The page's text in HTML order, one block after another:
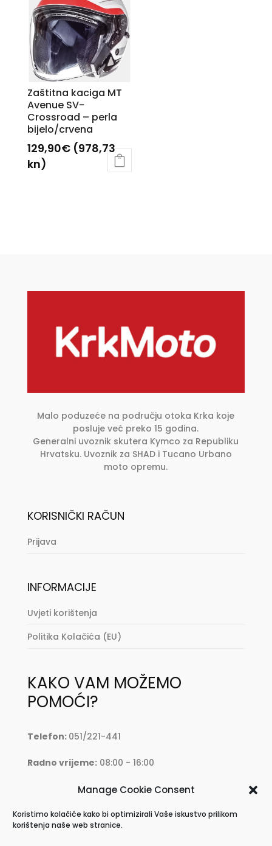
Manage Cookie Consent
Koristimo kolačiće kako bi optimizirali Vaše iskustvo prilikom
korištenja naše web stranice.
više
varijanti.
Opcije
se
mogu
odabrati
na
stranici
proizvoda
Zaštitna kaciga MT
Avenue SV-
Crossroad – perla
bijelo/crvena
129,90€ (978,73
kn)
mogu
proizvoda
Malo poduzeće na području otoka Krka koje
posluje već preko 15 godina.
Generalni uvoznik skutera Kymco za Republiku
Hrvatsku. Uvoznik za SHAD i Tucano Urbano
moto opremu.
KORISNIČKI RAČUN
Prijava
INFORMACIJE
Uvjeti korištenja
Politika Kolačića (EU)
KAKO VAM MOŽEMO
POMOĆI?
Telefon: 051/221-441
Radno vrijeme:08:00 - 16:00
oprema@krkmoto.hr
Address:Stjepana Radića 28, 51500 Krk